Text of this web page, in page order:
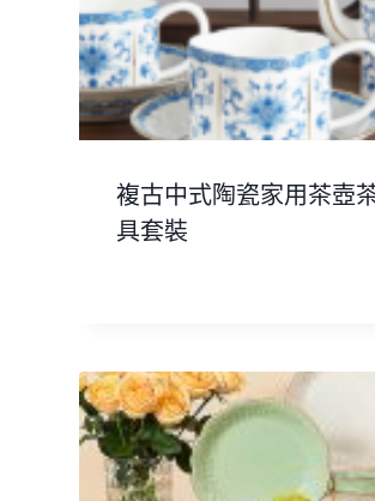
複古中式陶瓷家用茶壺
具套裝